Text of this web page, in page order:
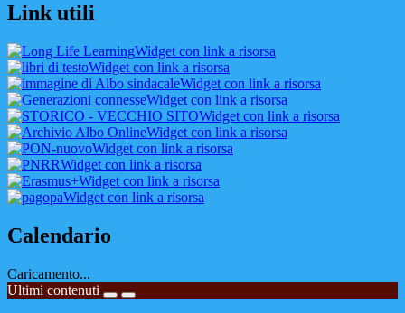
Link utili
Widget con link a risorsa
Widget con link a risorsa
Widget con link a risorsa
Widget con link a risorsa
Widget con link a risorsa
Widget con link a risorsa
Widget con link a risorsa
Widget con link a risorsa
Widget con link a risorsa
Widget con link a risorsa
Calendario
Caricamento...
Ultimi contenuti